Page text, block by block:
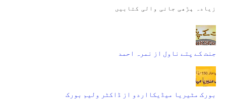
زیادہ پڑھی جانی والی کتابیں
جنت کے پتے ناول از نمرہ احمد
بورک مٹیریا میڈیکااردو از ڈاکٹر ولیم بورک